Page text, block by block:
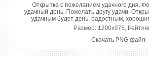
Открытка с пожеланием удачного дня.
удачный день. Пожелать другу удачи.
удачным будет день, радостным,
Размер: 1200x976,
Скачать PNG файл